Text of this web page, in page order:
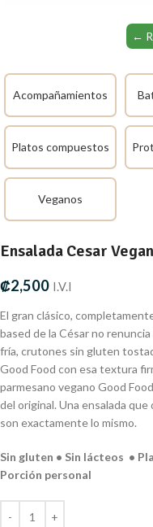
←
Acompañamientos
Platos compuestos
Veganos
Ensalada Cesar
₡2,500 I.V.I
El gran clásico,
based de la César no
fría, crutones sin gluten
Good Food con esa textura
parmesano vegano Good
del original. Una ensalada
son exactamente lo mismo.
Sin gluten • Sin lácteos •
Porción personal